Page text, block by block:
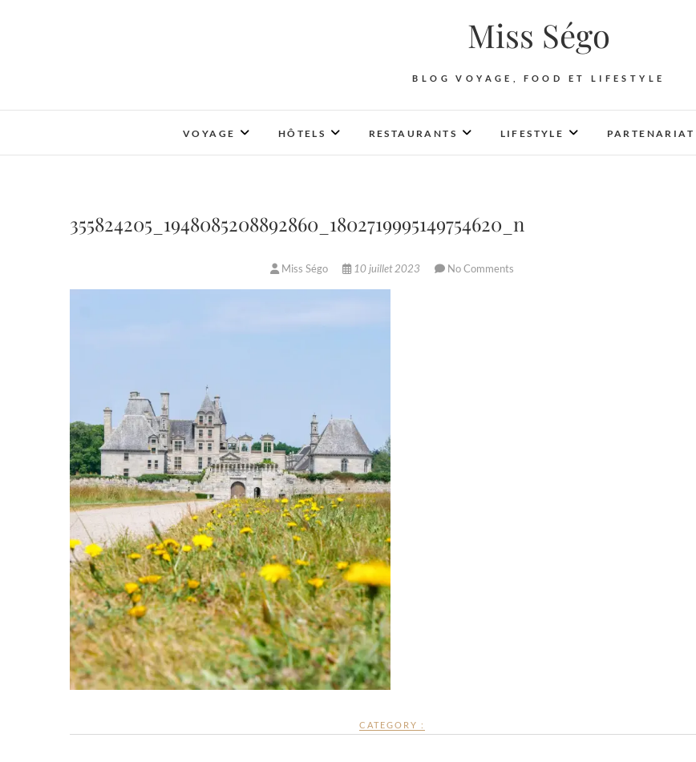
Miss Ségo
BLOG VOYAGE, FOOD ET LIFESTYLE
VOYAGE HÔTELS RESTAURANTS LIFESTYLE PARTENARIAT
355824205_1948085208892860_1802719995149754620_n
Miss Ségo 10 juillet 2023 No Comments
CATEGORY :